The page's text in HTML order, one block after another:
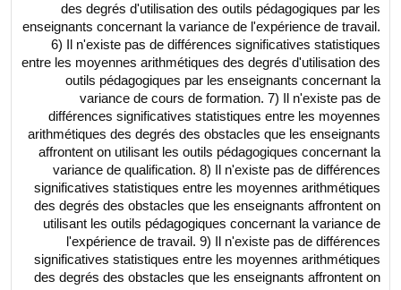
des degrés d'utilisation des outils pédagogiques par les
enseignants concernant la variance de l'expérience de travail.
6) Il n'existe pas de différences significatives statistiques
entre les moyennes arithmétiques des degrés d'utilisation des
outils pédagogiques par les enseignants concernant la
variance de cours de formation. 7) Il n'existe pas de
différences significatives statistiques entre les moyennes
arithmétiques des degrés des obstacles que les enseignants
affrontent on utilisant les outils pédagogiques concernant la
variance de qualification. 8) Il n'existe pas de différences
significatives statistiques entre les moyennes arithmétiques
des degrés des obstacles que les enseignants affrontent on
utilisant les outils pédagogiques concernant la variance de
l'expérience de travail. 9) Il n'existe pas de différences
significatives statistiques entre les moyennes arithmétiques
des degrés des obstacles que les enseignants affrontent on